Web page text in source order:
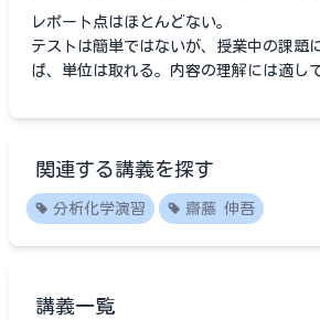
レポート点はほとんどない。
テストは簡単ではないが、授業中の課題
ば、単位は取れる。内容の理解には適し
関連する講義を探す
分析化学演習 齋藤 伸吾
講義一覧